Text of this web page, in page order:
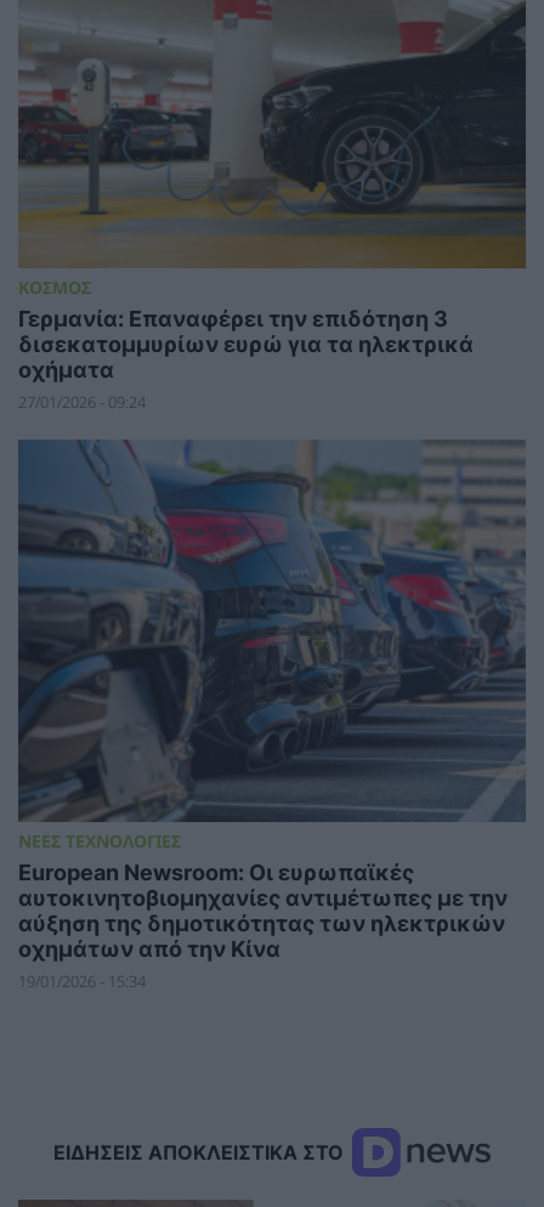
ΚΟΣΜΟΣ
Γερμανία: Επαναφέρει την επιδότηση 3
δισεκατομμυρίων ευρώ για τα ηλεκτρικά
οχήματα
27/01/2026 - 09:24
ΝΕΕΣ ΤΕΧΝΟΛΟΓΙΕΣ
European Newsroom: Οι ευρωπαϊκές
αυτοκινητοβιομηχανίες αντιμέτωπες με την
αύξηση της δημοτικότητας των ηλεκτρικών
οχημάτων από την Κίνα
19/01/2026 - 15:34
ΕΙΔΗΣΕΙΣ ΑΠΟΚΛΕΙΣΤΙΚΑ ΣΤΟ